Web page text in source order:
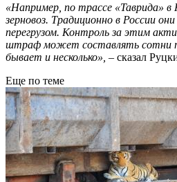
«Например, по трассе «Таврида»
зерновоз. Традиционно в России
перегрузом. Контроль за этим
штраф может составлять сотни
бывает и несколько», – сказал
Еще по теме